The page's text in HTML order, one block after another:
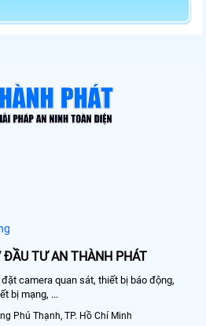
TƯ AN THÀNH PHÁT
camera quan sát, thiết bị báo động,
bị mạng, ...
Phú Thạnh, TP. Hồ Chí Minh